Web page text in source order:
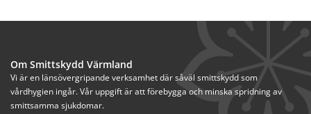
Om Smittskydd Värmland
Vi är en länsövergripande verksamhet där såväl smittskydd som
vårdhygien ingår. Vår uppgift är att förebygga och minska spridning av
smittsamma sjukdomar.